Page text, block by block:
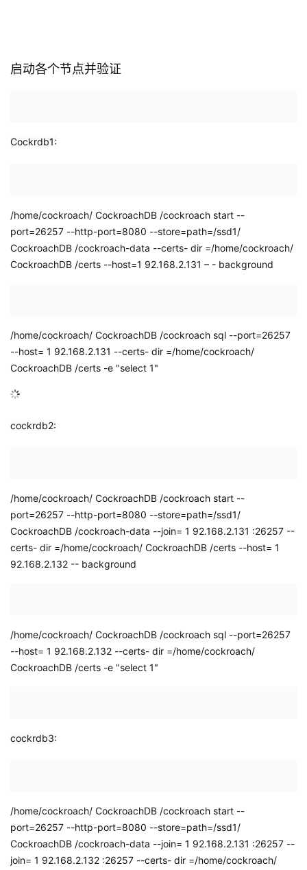
启动各个节点并验证
Cockrdb1:
/home/cockroach/ CockroachDB /cockroach start --
port=26257 --http-port=8080 --store=path=/ssd1/
CockroachDB /cockroach-data --certs- dir =/home/cockroach/
CockroachDB /certs --host=1 92.168.2.131 – - background
/home/cockroach/ CockroachDB /cockroach sql --port=26257
--host= 1 92.168.2.131 --certs- dir =/home/cockroach/
CockroachDB /certs -e "select 1"
cockrdb2:
/home/cockroach/ CockroachDB /cockroach start --
port=26257 --http-port=8080 --store=path=/ssd1/
CockroachDB /cockroach-data --join= 1 92.168.2.131 :26257 --
certs- dir =/home/cockroach/ CockroachDB /certs --host= 1
92.168.2.132 -- background
/home/cockroach/ CockroachDB /cockroach sql --port=26257
--host= 1 92.168.2.132 --certs- dir =/home/cockroach/
CockroachDB /certs -e "select 1"
cockrdb3:
/home/cockroach/ CockroachDB /cockroach start --
port=26257 --http-port=8080 --store=path=/ssd1/
CockroachDB /cockroach-data --join= 1 92.168.2.131 :26257 --
join= 1 92.168.2.132 :26257 --certs- dir =/home/cockroach/